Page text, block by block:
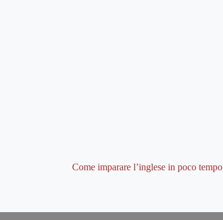
Come imparare l’inglese in poco tempo